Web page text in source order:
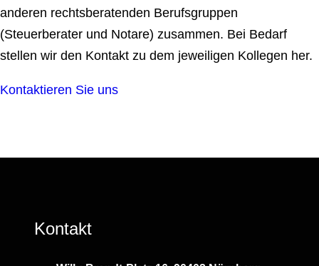
anderen rechtsberatenden Berufsgruppen
(Steuerberater und Notare) zusammen. Bei Bedarf
stellen wir den Kontakt zu dem jeweiligen Kollegen her.
Kontaktieren Sie uns
Kontakt